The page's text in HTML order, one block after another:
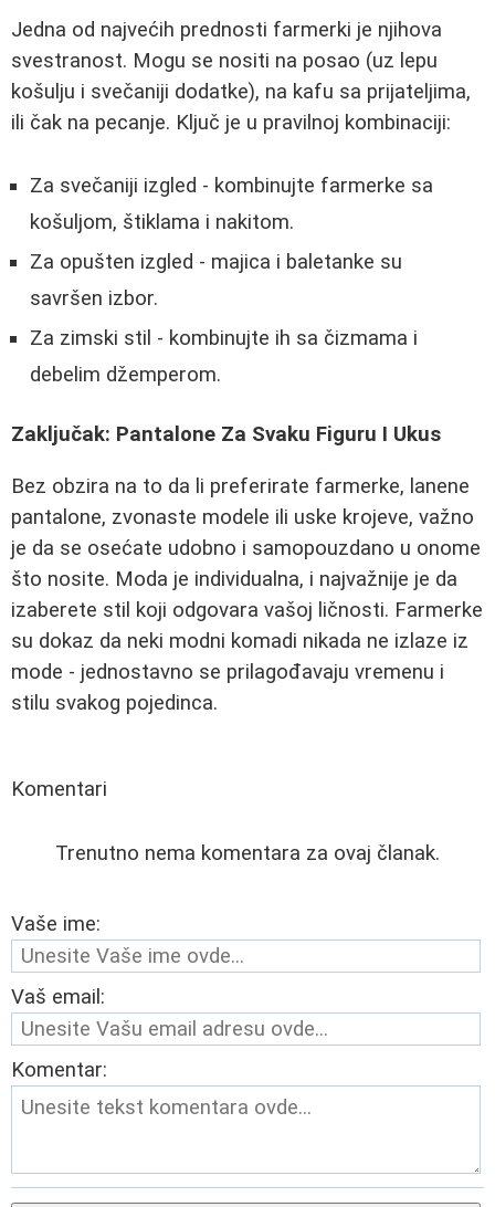
Jedna od najvećih prednosti farmerki je njihova
svestranost. Mogu se nositi na posao (uz lepu
košulju i svečaniji dodatke), na kafu sa prijateljima,
ili čak na pecanje. Ključ je u pravilnoj kombinaciji:
Za svečaniji izgled - kombinujte farmerke sa
košuljom, štiklama i nakitom.
Za opušten izgled - majica i baletanke su
savršen izbor.
Za zimski stil - kombinujte ih sa čizmama i
debelim džemperom.
Zaključak: Pantalone Za Svaku Figuru I Ukus
Bez obzira na to da li preferirate farmerke, lanene
pantalone, zvonaste modele ili uske krojeve, važno
je da se osećate udobno i samopouzdano u onome
što nosite. Moda je individualna, i najvažnije je da
izaberete stil koji odgovara vašoj ličnosti. Farmerke
su dokaz da neki modni komadi nikada ne izlaze iz
mode - jednostavno se prilagođavaju vremenu i
stilu svakog pojedinca.
Komentari
Trenutno nema komentara za ovaj članak.
Vaše ime:
Vaš email:
Komentar: